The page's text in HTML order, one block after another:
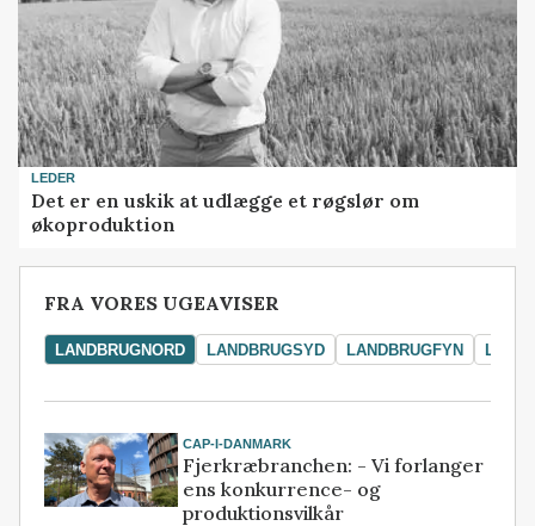
LEDER
Det er en uskik at udlægge et røgslør om
økoproduktion
FRA VORES UGEAVISER
LANDBRUGNORD LANDBRUGSYD LANDBRUGFYN
CAP-I-DANMARK
Fjerkræbranchen: - Vi forlanger
ens konkurrence- og
produktionsvilkår